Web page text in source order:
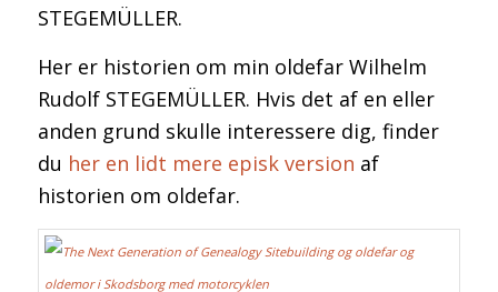
STEGEMÜLLER.
Her er historien om min oldefar Wilhelm
Rudolf STEGEMÜLLER. Hvis det af en eller
anden grund skulle interessere dig, finder
du her en lidt mere episk version af
historien om oldefar.